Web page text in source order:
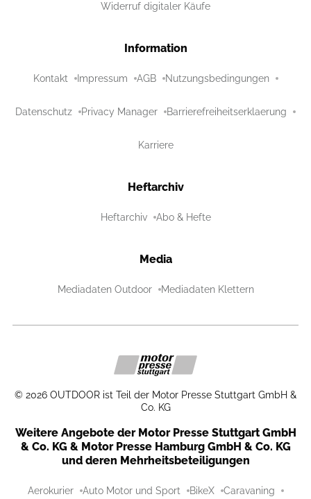
Widerruf digitaler Käufe
Information
Kontakt Impressum AGB Nutzungsbedingungen
Datenschutz Privacy Manager Barrierefreiheitserklaerung
Karriere
Heftarchiv
Heftarchiv Abo & Hefte
Media
Mediadaten Outdoor Mediadaten Klettern
© 2026 OUTDOOR ist Teil der Motor Presse Stuttgart GmbH &
Co. KG
Weitere Angebote der Motor Presse Stuttgart GmbH
& Co. KG & Motor Presse Hamburg GmbH & Co. KG
und deren Mehrheitsbeteiligungen
Aerokurier Auto Motor und Sport BikeX Caravaning